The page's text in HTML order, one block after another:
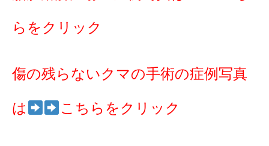
らをクリック
傷の残らないクマの手術の症例写真
は こちらをクリック